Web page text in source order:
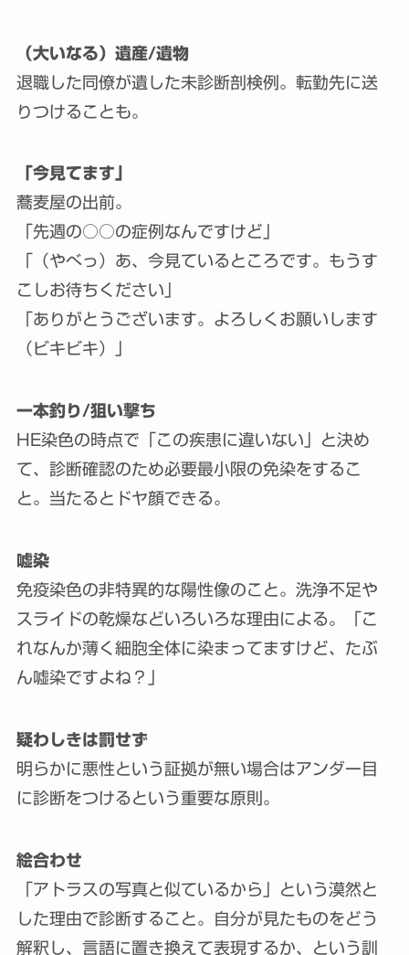
（大いなる）遺産/遺物
退職した同僚が遺した未診断剖検例。転勤先に送
りつけることも。
「今見てます」
蕎麦屋の出前。
「先週の○○の症例なんですけど」
「（やべっ）あ、今見ているところです。もうす
こしお待ちください」
「ありがとうございます。よろしくお願いします
（ビキビキ）」
一本釣り/狙い撃ち
HE染色の時点で「この疾患に違いない」と決め
て、診断確認のため必要最小限の免染をするこ
と。当たるとドヤ顔できる。
嘘染
免疫染色の非特異的な陽性像のこと。洗浄不足や
スライドの乾燥などいろいろな理由による。「こ
れなんか薄く細胞全体に染まってますけど、たぶ
ん嘘染ですよね？」
疑わしきは罰せず
明らかに悪性という証拠が無い場合はアンダー目
に診断をつけるという重要な原則。
絵合わせ
「アトラスの写真と似ているから」という漠然と
した理由で診断すること。自分が見たものをどう
解釈し、言語に置き換えて表現するか、という訓